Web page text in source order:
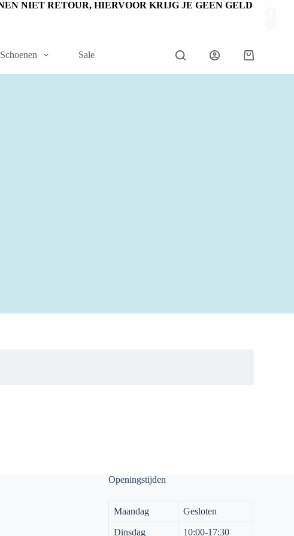
NIET RETOUR, HIERVOOR KRIJG JE GEEN GELD
Schoenen Sale
Openingstijden
Maandag Gesloten
Dinsdag 10:00-17:30